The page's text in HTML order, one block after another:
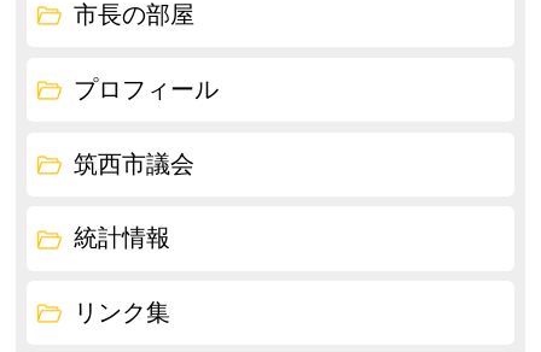
市長の部屋
プロフィール
筑西市議会
統計情報
リンク集